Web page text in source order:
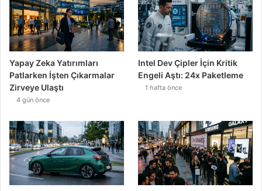
Yapay Zeka Yatırımları
Patlarken İşten Çıkarmalar
Zirveye Ulaştı
4 gün önce
Intel Dev Çipler İçin Kritik
Engeli Aştı: 24x Paketleme
1 hafta önce